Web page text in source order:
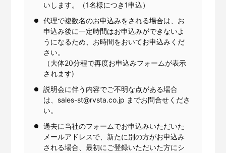
いします。（1名様につき1申込）
代理で複数名のお申込みをされる場合は、お
申込み後に一定時間はお申込みができないよ
うになるため、お時間をおいてお申込みくだ
さい。
（大体20分程で再度お申込みフォームが表示
されます)
説明会に伴う内容でご不明な点がある場合
は、sales-st@rvsta.co.jp までお問合せくださ
い。
過去に当社のフォームでお申込みいただいた
メールアドレスで、新たに別の方がお申込み
される場合、最初にご登録いただいた方にシ